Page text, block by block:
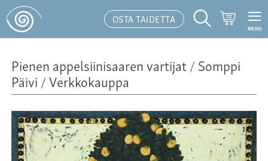
OSTA TAIDETTA
Hakutoiminto
MENU
Pienen appelsiinisaaren vartijat/Somppi
Päivi/Verkkokauppa